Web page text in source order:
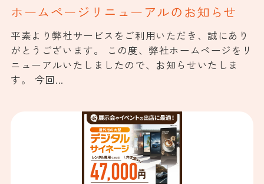
ホームページリニューアルのお知らせ
平素より弊社サービスをご利用いただき、誠にあり
がとうございます。 この度、弊社ホームページをリ
ニューアルいたしましたので、お知らせいたしま
す。 今回...